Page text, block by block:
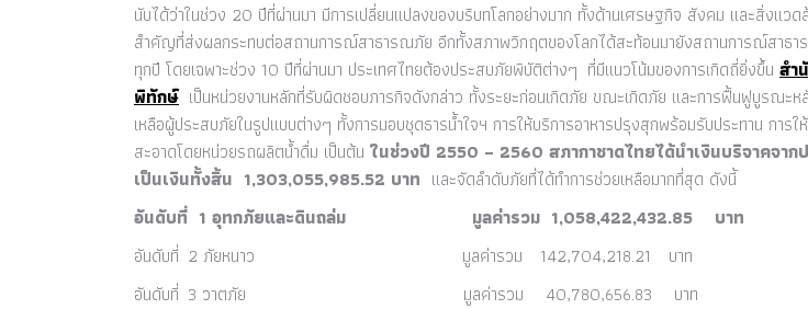
นับได้ว่าในช่วง 20 ปีที่ผ่านมา มีการเปลี่ยนแปลงของบริบทโลกอย่างมาก ทั้งด้านเศรษฐกิจ สังคม และสิ่งแวด
สำคัญที่ส่งผลกระทบต่อสถานการณ์สาธารณภัย อีกทั้งสภาพวิกฤตของโลกได้สะท้อนมายังสถานการณ์สาธา
ทุกปี โดยเฉพาะช่วง 10 ปีที่ผ่านมา ประเทศไทยต้องประสบภัยพิบัติต่างๆ ที่มีแนวโน้มของการเกิดถี่ยิ่งขึ้น สำ
พิทักษ์ เป็นหน่วยงานหลักที่รับผิดชอบภารกิจดังกล่าว ทั้งระยะก่อนเกิดภัย ขณะเกิดภัย และการฟื้นฟูบูรณะห
เหลือผู้ประสบภัยในรูปแบบต่างๆ ทั้งการมอบชุดธารน้ำใจฯ การให้บริการอาหารปรุงสุกพร้อมรับประทาน การ
สะอาดโดยหน่วยรถผลิตน้ำดื่ม เป็นต้น ในช่วงปี 2550 – 2560 สภากาชาดไทยได้นำเงินบริจาคจา
เป็นเงินทั้งสิ้น 1,303,055,985.52 บาท และจัดลำดับภัยที่ได้ทำการช่วยเหลือมากที่สุด ดังนี้
อันดับที่ 1 อุทกภัยและดินถล่ม มูลค่ารวม 1,058,422,432.85 บาท
อันดับที่ 2 ภัยหนาว มูลค่ารวม 142,704,218.21 บาท
อันดับที่ 3 วาตภัย มูลค่ารวม 40,780,656.83 บาท